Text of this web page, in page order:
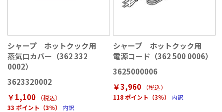
シャープ ホットクック用
蒸気口カバー（362 332
0002）
3623320002
￥1,100
（税込）
33 ポイント（3％）
内訳
シャープ ホットクック用
電源コード（362 500 0006）
3625000006
￥3,960
（税込）
118 ポイント（3％）
内訳